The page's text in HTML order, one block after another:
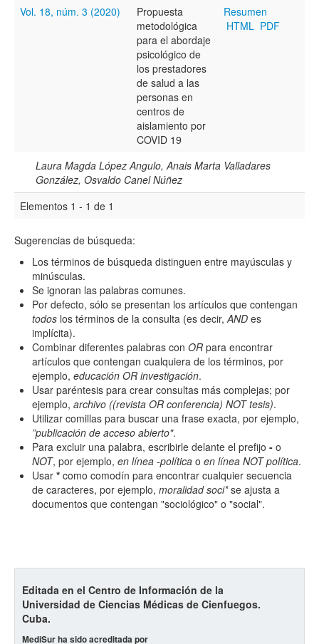
Fecha
Hasta
Términos de indexación
Disciplinas
Palabras clave
Cobertura
Vol. 18, núm. 3 (2020)
Propuesta
metodológica
para el abordaje
psicológico de
los prestadores
de salud a las
personas en
centros de
aislamiento por
COVID 19
Resumen
HTML PDF
Laura Magda López Angulo, Anais Marta Valladares
González, Osvaldo Canel Núñez
Elementos 1 - 1 de 1
Sugerencias de búsqueda:
Los términos de búsqueda distinguen entre mayúsculas y
minúsculas.
Se ignoran las palabras comunes.
Por defecto, sólo se presentan los artículos que contengan
todos los términos de la consulta (es decir, AND es
implícita).
Combinar diferentes palabras con OR para encontrar
artículos que contengan cualquiera de los términos, por
ejemplo, educación OR investigación.
Usar paréntesis para crear consultas más complejas; por
ejemplo, archivo ((revista OR conferencia) NOT tesis).
Utilizar comillas para buscar una frase exacta, por ejemplo,
”publicación de acceso abierto".
Para excluir una palabra, escribirle delante el prefijo - o
NOT, por ejemplo, en línea -política o en línea NOT política.
Usar * como comodín para encontrar cualquier secuencia
de caracteres, por ejemplo, moralidad soci*se ajusta a
documentos que contengan "sociológico" o "social".
Editada en el Centro de Información de la
Universidad de Ciencias Médicas de Cienfuegos.
Cuba.
MediSur ha sido acreditada por